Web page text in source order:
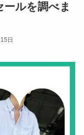
ルを調べま
日